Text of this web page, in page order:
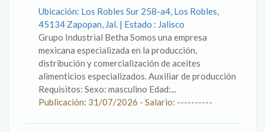
Ubicación: Los Robles Sur 258-a4, Los Robles,
45134 Zapopan, Jal. | Estado : Jalisco
Grupo Industrial Betha Somos una empresa
mexicana especializada en la producción,
distribución y comercialización de aceites
alimenticios especializados. Auxiliar de producción
Requisitos: Sexo: masculino Edad:...
Publicación: 31/07/2026 - Salario: ----------